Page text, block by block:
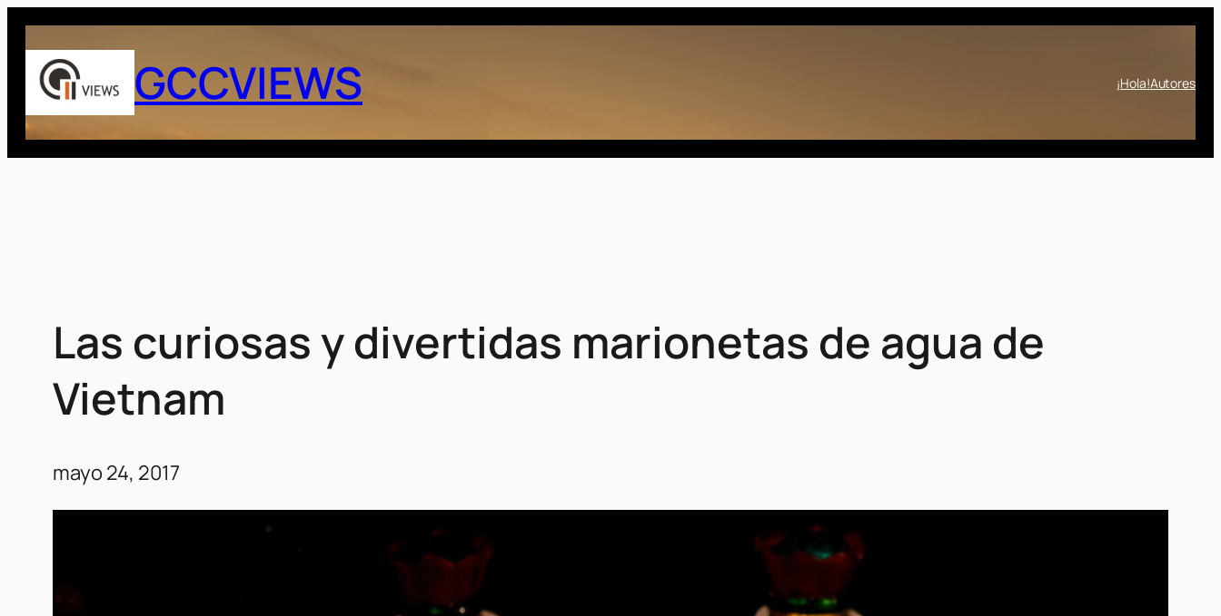
Saltar
contenido
GCCVIEWS ¡Hola!Autores
Las curiosas y divertidas marionetas de agua de
Vietnam
mayo 24, 2017